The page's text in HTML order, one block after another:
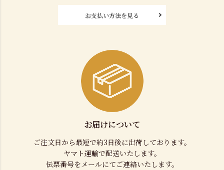
お支払い方法を見る
お届けについて
ご注文日から最短で約3日後に出荷しております。
ヤマト運輸で配送いたします。
伝票番号をメールにてご連絡いたします。